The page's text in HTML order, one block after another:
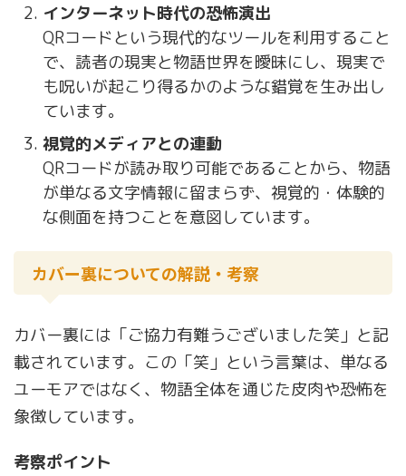
インターネット時代の恐怖演出
QRコードという現代的なツールを利用すること
で、読者の現実と物語世界を曖昧にし、現実で
も呪いが起こり得るかのような錯覚を生み出し
ています。
視覚的メディアとの連動
QRコードが読み取り可能であることから、物語
が単なる文字情報に留まらず、視覚的・体験的
な側面を持つことを意図しています。
カバー裏についての解説・考察
カバー裏には「ご協力有難うございました笑」と記
載されています。この「笑」という言葉は、単なる
ユーモアではなく、物語全体を通じた皮肉や恐怖を
象徴しています。
考察ポイント